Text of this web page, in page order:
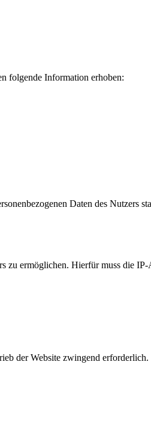
folgende Information erhoben:
Daten des Nutzers
zu ermöglichen. Hierfür muss die
der Website zwingend erforderlich.